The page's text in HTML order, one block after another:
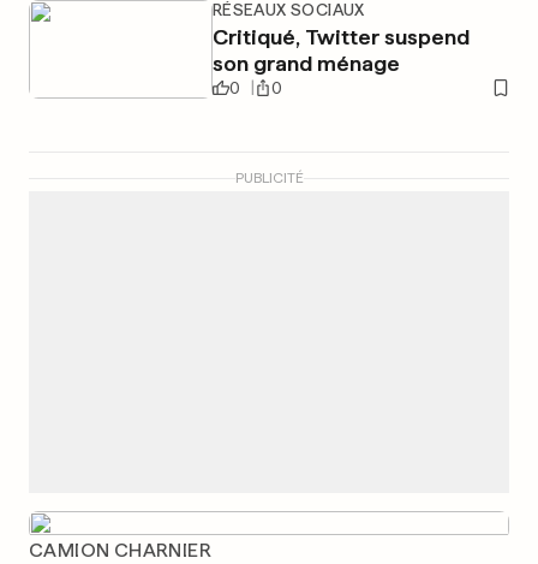
RÉSEAUX SOCIAUX
Critiqué, Twitter suspend
son grand ménage
0 0
PUBLICITÉ
CAMION CHARNIER